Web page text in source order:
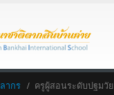
ากร ครูผู้สอนระดับปฐมวัย